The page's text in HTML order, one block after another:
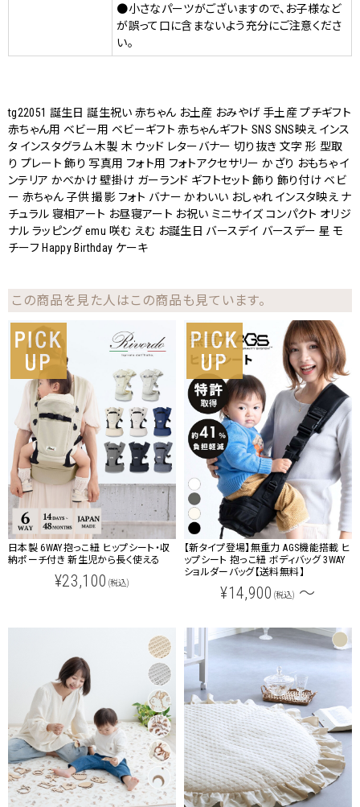
●小さなパーツがございますので、お子様など
が誤って口に含まないよう充分にご注意くださ
い。
tg22051 誕生日 誕生祝い 赤ちゃん お土産 おみやげ 手土産 プチギフト
赤ちゃん用 ベビー用 ベビーギフト 赤ちゃんギフト SNS SNS映え インス
タ インスタグラム 木製 木 ウッド レターバナー 切り抜き 文字 形 型取
り プレート 飾り 写真用 フォト用 フォトアクセサリー かざり おもちゃ イ
ンテリア かべかけ 壁掛け ガーランド ギフトセット 飾り 飾り付け ベビ
ー 赤ちゃん 子供 撮影 フォト バナー かわいい おしゃれ インスタ映え ナ
チュラル 寝相アート お昼寝アート お祝い ミニサイズ コンパクト オリジ
ナル ラッピング emu 咲む えむ お誕生日 バースデイ バースデー 星 モ
チーフ Happy Birthday ケーキ
この商品を見た人はこの商品も見ています。
日本製 6WAY抱っこ紐 ヒップシート・収
納ポーチ付き 新生児から長く使える
¥23,100 (税込)
【新タイプ登場】無重力 AGS機能搭載 ヒ
ップシート 抱っこ紐 ボディバッグ 3WAY
ショルダーバッグ【送料無料】
¥14,900 (税込) ～